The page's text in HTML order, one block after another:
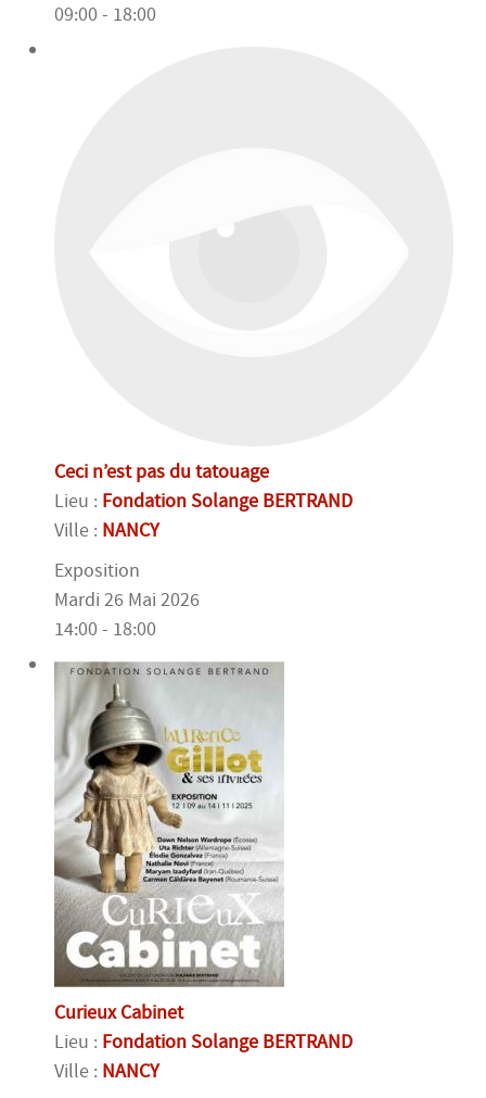
09:00 - 18:00
Ceci n’est pas du tatouage
Lieu : Fondation Solange BERTRAND
Ville : NANCY
Exposition
Mardi 26 Mai 2026
14:00 - 18:00
Curieux Cabinet
Lieu : Fondation Solange BERTRAND
Ville : NANCY